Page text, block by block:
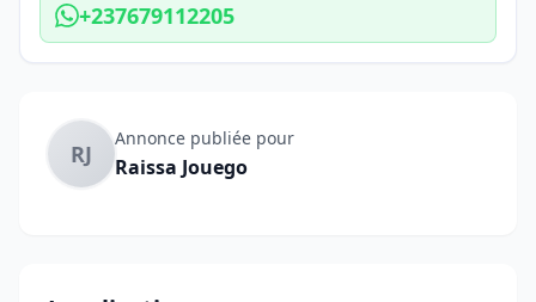
+237679112205
RJ
Annonce publiée pour
Raissa Jouego